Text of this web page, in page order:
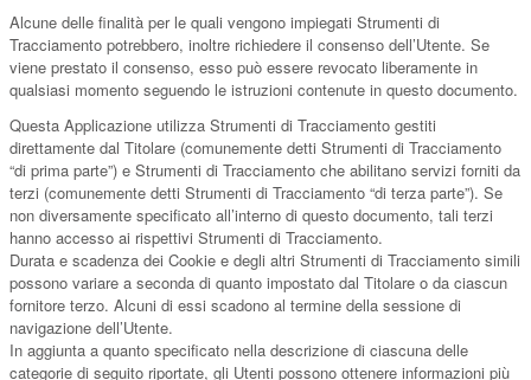
Alcune delle finalità per le quali vengono impiegati Strumenti di
Tracciamento potrebbero, inoltre richiedere il consenso dell’Utente. Se
viene prestato il consenso, esso può essere revocato liberamente in
qualsiasi momento seguendo le istruzioni contenute in questo documento.
Questa Applicazione utilizza Strumenti di Tracciamento gestiti
direttamente dal Titolare (comunemente detti Strumenti di Tracciamento
“di prima parte”) e Strumenti di Tracciamento che abilitano servizi forniti da
terzi (comunemente detti Strumenti di Tracciamento “di terza parte”). Se
non diversamente specificato all’interno di questo documento, tali terzi
hanno accesso ai rispettivi Strumenti di Tracciamento.
Durata e scadenza dei Cookie e degli altri Strumenti di Tracciamento simili
possono variare a seconda di quanto impostato dal Titolare o da ciascun
fornitore terzo. Alcuni di essi scadono al termine della sessione di
navigazione dell’Utente.
In aggiunta a quanto specificato nella descrizione di ciascuna delle
categorie di seguito riportate, gli Utenti possono ottenere informazioni più